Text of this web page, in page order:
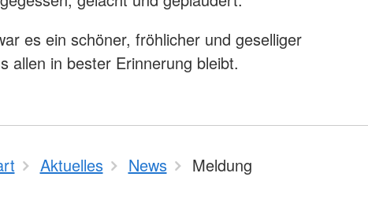
es ein schöner, fröhlicher und geselliger
allen in bester Erinnerung bleibt.
Aktuelles News Meldung